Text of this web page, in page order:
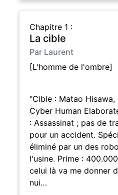
Chapitre 1 :
La cible
Par Laurent
[L'homme de l'ombre]
"Cible : Matao Hisawa,
Cyber Human
: Assassinat ; pas de
pour un accident.
éliminé par un des
l'usine. Prime :
celui là va me donner
nui…